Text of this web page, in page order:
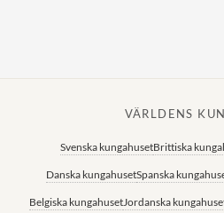
VÄRLDENS
Svenska kungahusetBrittiska
Danska kungahusetSpanska
Belgiska kungahusetJordanska